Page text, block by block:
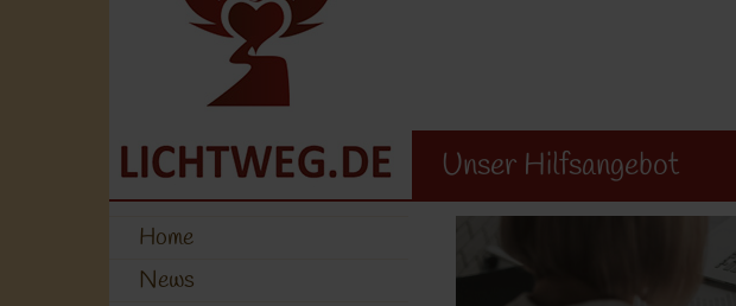
Unser Hilfsangebot
Home
News